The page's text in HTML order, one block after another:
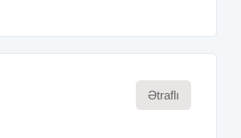
Ətraflı